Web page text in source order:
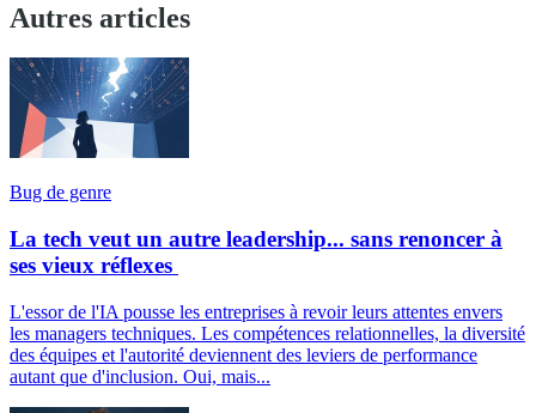
Autres articles
Bug de genre
La tech veut un autre leadership... sans renoncer à
ses vieux réflexes
L'essor de l'IA pousse les entreprises à revoir leurs attentes envers
les managers techniques. Les compétences relationnelles, la diversité
des équipes et l'autorité deviennent des leviers de performance
autant que d'inclusion. Oui, mais...